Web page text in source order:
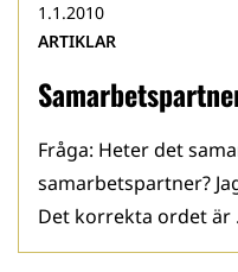
1.1.2010
ARTIKLAR
Fråga: Heter det
samarbetspartner?
Det korrekta ordet är